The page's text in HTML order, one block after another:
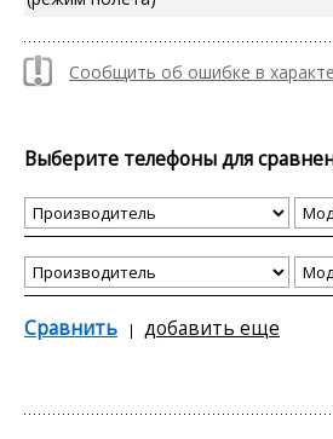
Сообщить об ошибке в
Выберите телефоны для
Сравнить добавить еще